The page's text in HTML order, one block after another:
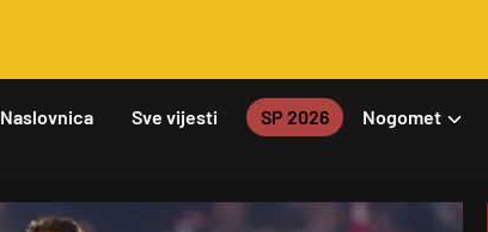
Naslovnica Sve vijesti SP 2026 Nogomet